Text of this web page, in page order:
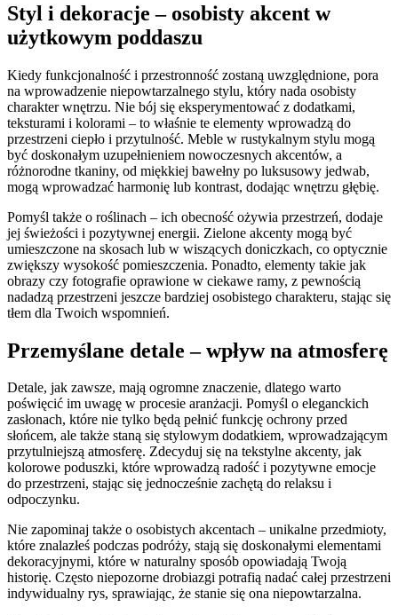
Styl i dekoracje – osobisty akcent w
użytkowym poddaszu
Kiedy funkcjonalność i przestronność zostaną uwzględnione, pora
na wprowadzenie niepowtarzalnego stylu, który nada osobisty
charakter wnętrzu. Nie bój się eksperymentować z dodatkami,
teksturami i kolorami – to właśnie te elementy wprowadzą do
przestrzeni ciepło i przytulność. Meble w rustykalnym stylu mogą
być doskonałym uzupełnieniem nowoczesnych akcentów, a
różnorodne tkaniny, od miękkiej bawełny po luksusowy jedwab,
mogą wprowadzać harmonię lub kontrast, dodając wnętrzu głębię.
Pomyśl także o roślinach – ich obecność ożywia przestrzeń, dodaje
jej świeżości i pozytywnej energii. Zielone akcenty mogą być
umieszczone na skosach lub w wiszących doniczkach, co optycznie
zwiększy wysokość pomieszczenia. Ponadto, elementy takie jak
obrazy czy fotografie oprawione w ciekawe ramy, z pewnością
nadadzą przestrzeni jeszcze bardziej osobistego charakteru, stając się
tłem dla Twoich wspomnień.
Przemyślane detale – wpływ na atmosferę
Detale, jak zawsze, mają ogromne znaczenie, dlatego warto
poświęcić im uwagę w procesie aranżacji. Pomyśl o eleganckich
zasłonach, które nie tylko będą pełnić funkcję ochrony przed
słońcem, ale także staną się stylowym dodatkiem, wprowadzającym
przytulniejszą atmosferę. Zdecyduj się na tekstylne akcenty, jak
kolorowe poduszki, które wprowadzą radość i pozytywne emocje
do przestrzeni, stając się jednocześnie zachętą do relaksu i
odpoczynku.
Nie zapominaj także o osobistych akcentach – unikalne przedmioty,
które znalazłeś podczas podróży, stają się doskonałymi elementami
dekoracyjnymi, które w naturalny sposób opowiadają Twoją
historię. Często niepozorne drobiazgi potrafią nadać całej przestrzeni
indywidualny rys, sprawiając, że stanie się ona niepowtarzalna.